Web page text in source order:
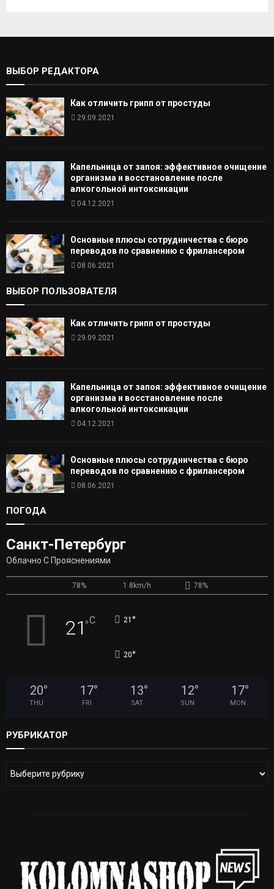
ВЫБОР РЕДАКТОРА
Как отличить грипп от простуды
29.09.2021
Капельница от запоя: эффективное очищение
организма и восстановление после
алкогольной интоксикации
04.12.2021
Основные плюсы сотрудничества с бюро
переводов по сравнению с фрилансером
08.06.2021
ВЫБОР ПОЛЬЗОВАТЕЛЯ
Как отличить грипп от простуды
29.09.2021
Капельница от запоя: эффективное очищение
организма и восстановление после
алкогольной интоксикации
04.12.2021
Основные плюсы сотрудничества с бюро
переводов по сравнению с фрилансером
08.06.2021
ПОГОДА
Санкт-Петербург
Облачно С Прояснениями
78% 1.8km/h 78%
21°C 21 °
20°
20°
THU
17°
FRI
13°
SAT
12°
SUN
17°
MON
РУБРИКАТОР